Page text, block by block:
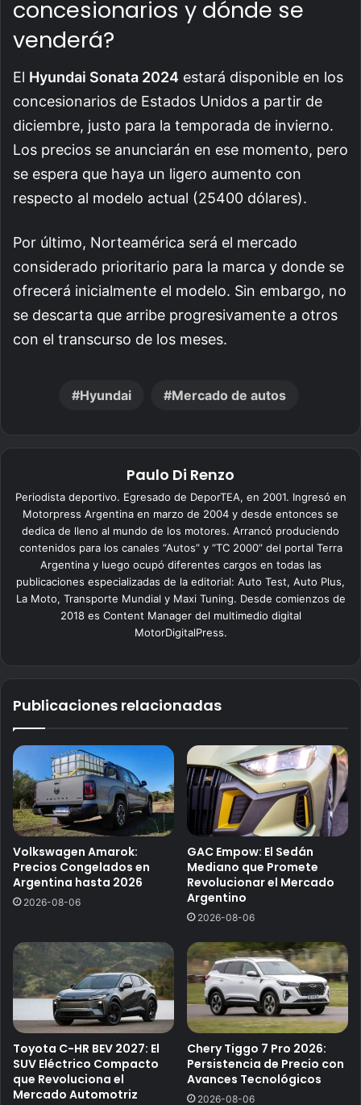
concesionarios y dónde se
venderá?
El Hyundai Sonata 2024 estará disponible en los
concesionarios de Estados Unidos a partir de
diciembre, justo para la temporada de invierno.
Los precios se anunciarán en ese momento, pero
se espera que haya un ligero aumento con
respecto al modelo actual (25400 dólares).
Por último, Norteamérica será el mercado
considerado prioritario para la marca y donde se
ofrecerá inicialmente el modelo. Sin embargo, no
se descarta que arribe progresivamente a otros
con el transcurso de los meses.
Hyundai Mercado de autos
Paulo Di Renzo
Periodista deportivo. Egresado de DeporTEA, en 2001. Ingresó en
Motorpress Argentina en marzo de 2004 y desde entonces se
dedica de lleno al mundo de los motores. Arrancó produciendo
contenidos para los canales “Autos” y “TC 2000” del portal Terra
Argentina y luego ocupó diferentes cargos en todas las
publicaciones especializadas de la editorial: Auto Test, Auto Plus,
La Moto, Transporte Mundial y Maxi Tuning. Desde comienzos de
2018 es Content Manager del multimedio digital
MotorDigitalPress.
Publicaciones relacionadas
Volkswagen Amarok:
Precios Congelados en
Argentina hasta 2026
2026-08-06
GAC Empow: El Sedán
Mediano que Promete
Revolucionar el Mercado
Argentino
2026-08-06
Toyota C-HR BEV 2027: El
SUV Eléctrico Compacto
que Revoluciona el
Mercado Automotriz
Chery Tiggo 7 Pro 2026:
Persistencia de Precio con
Avances Tecnológicos
2026-08-06